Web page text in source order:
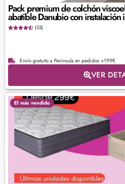
Pack premium de colchón
abatible Danubio con instalación
(33)
Envío gratuito a Península en pedidos +199€
VER
El más vendido